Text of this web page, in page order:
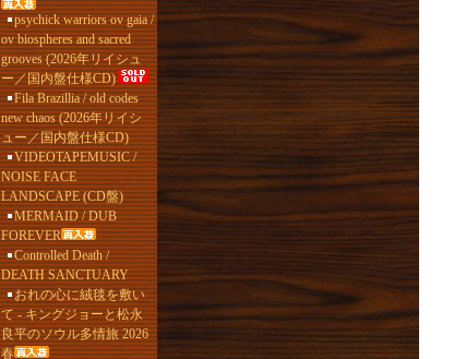
psychick warriors ov gaia /
ov biospheres and sacred
grooves (2026年リイシュ
ー／国内盤仕様CD)
Fila Brazillia / old codes
new chaos (2026年リイシ
ュー／国内盤仕様CD)
VIDEOTAPEMUSIC /
NOISE FACE
LANDSCAPE (CD盤)
MERMAID / DUB
FOREVER
Controlled Death /
DEATH SANCTUARY
おれの心に絨毯を敷い
て - キングジョーと松永
良平のソウル多情旅 2026
春